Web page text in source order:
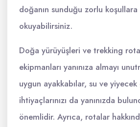
doğanın sunduğu zorlu
okuyabilirsiniz.
Doğa yürüyüşleri ve trekking
ekipmanları yanınıza almayı
uygun ayakkabılar, su ve
ihtiyaçlarınızı da yanınızda
önemlidir. Ayrıca, rotalar